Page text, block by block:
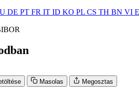
DE PT FR IT ID KO PL CS TH BN VI
Masolas Megosztas